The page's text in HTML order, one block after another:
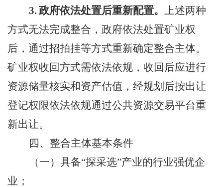
3.政府依法处置后重新配置。 上述两种
方式无法完成整合，政府依法处置矿业权
后，通过招拍挂等方式重新确定整合主体。
矿业权收回方式需依法依规，收回后应进行
资源储量核实和资产估值，经规划后按出让
登记权限依法依规通过公共资源交易平台重
新出让。
四、整合主体基本条件
（一） 具备“探采选”产业的行业强优企
业；